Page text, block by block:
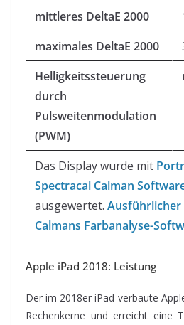
mittleres DeltaE 2000
maximales DeltaE 2000
Helligkeitssteuerung
durch
Pulsweitenmodulation
(PWM)
Das Display wurde mit
Spectracal Calman
ausgewertet. Ausführlicher
Calmans Farbanalyse-
Apple iPad 2018: Leistung
Der im 2018er iPad verbaute
Rechenkerne und erreicht eine